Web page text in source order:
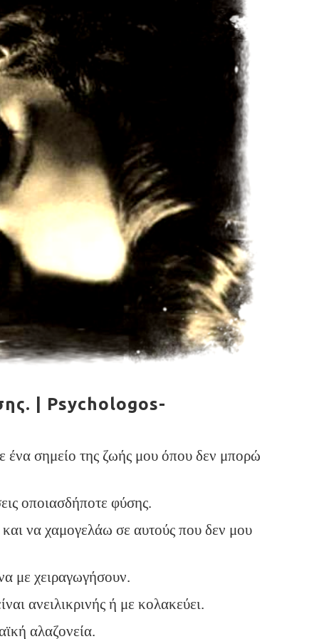
| Psychologos-
ένα σημείο της ζωής μου όπου δεν μπορώ
οποιασδήποτε φύσης.
να χαμογελάω σε αυτούς που δεν μου
με χειραγωγήσουν.
ανειλικρινής ή με κολακεύει.
αλαζονεία.